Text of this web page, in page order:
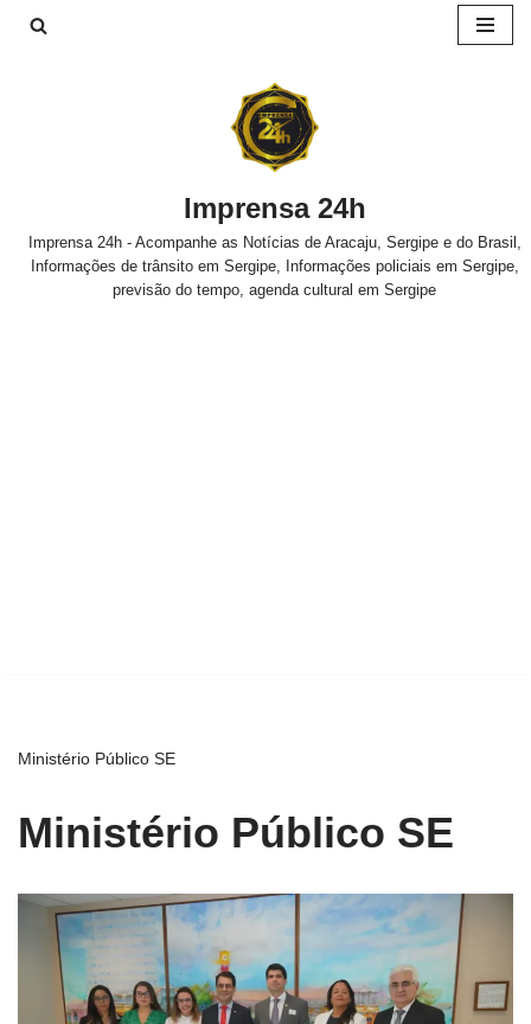
Imprensa 24h
Imprensa 24h - Acompanhe as Notícias de Aracaju, Sergipe e do Brasil,
Informações de trânsito em Sergipe, Informações policiais em Sergipe,
previsão do tempo, agenda cultural em Sergipe
Ministério Público SE
Ministério Público SE